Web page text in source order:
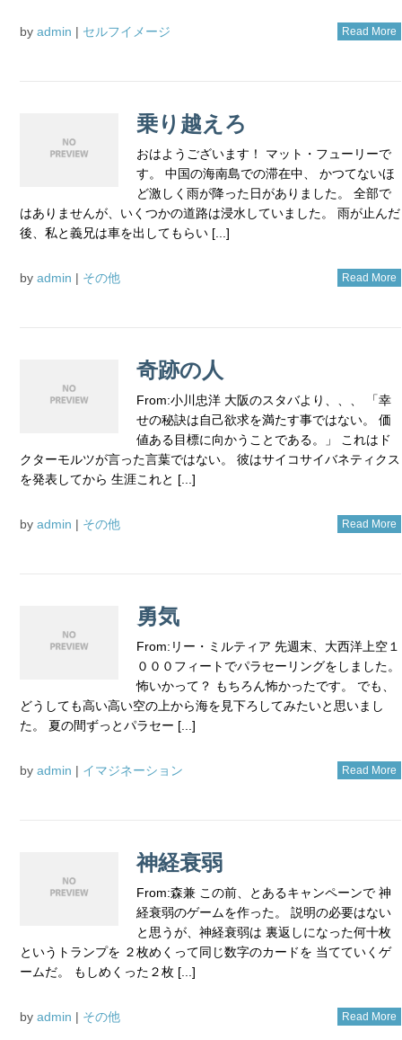
by admin | セルフイメージ Read More
乗り越えろ
おはようございます！ マット・フューリーで
す。 中国の海南島での滞在中、 かつてないほ
ど激しく雨が降った日がありました。 全部で
はありませんが、いくつかの道路は浸水していました。 雨が止んだ
後、私と義兄は車を出してもらい [...]
by admin | その他 Read More
奇跡の人
From:小川忠洋 大阪のスタバより、、、 「幸
せの秘訣は自己欲求を満たす事ではない。 価
値ある目標に向かうことである。」 これはド
クターモルツが言った言葉ではない。 彼はサイコサイバネティクス
を発表してから 生涯これと [...]
by admin | その他 Read More
勇気
From:リー・ミルティア 先週末、大西洋上空１
０００フィートでパラセーリングをしました。
怖いかって？ もちろん怖かったです。 でも、
どうしても高い高い空の上から海を見下ろしてみたいと思いまし
た。 夏の間ずっとパラセー [...]
by admin | イマジネーション Read More
神経衰弱
From:森兼 この前、とあるキャンペーンで 神
経衰弱のゲームを作った。 説明の必要はない
と思うが、神経衰弱は 裏返しになった何十枚
というトランプを ２枚めくって同じ数字のカードを 当てていくゲ
ームだ。 もしめくった２枚 [...]
by admin | その他 Read More